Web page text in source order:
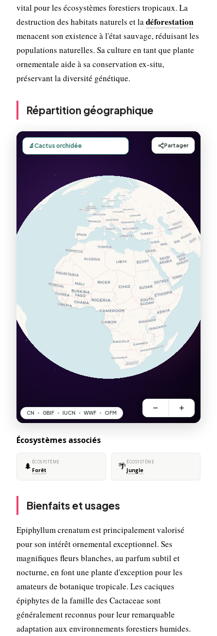
vital pour les écosystèmes forestiers tropicaux. La
destruction des habitats naturels et ladéforestation
menacent son existence à l'état sauvage, réduisant les
populations naturelles. Sa culture en tant que plante
ornementale aide à sa conservation ex-situ,
préservant la diversité génétique.
Répartition géographique
Écosystèmes associés
🌲 ÉCOSYSTÈME
Forêt 🌴ÉCOSYSTÈME
Jungle
Bienfaits et usages
Epiphyllum crenatum est principalement valorisé
pour son intérêt ornemental exceptionnel. Ses
magnifiques fleurs blanches, au parfum subtil et
nocturne, en font une plante d'exception pour les
amateurs de botanique tropicale. Les caciques
épiphytes de la famille des Cactaceae sont
généralement reconnus pour leur remarquable
adaptation aux environnements forestiers humides.